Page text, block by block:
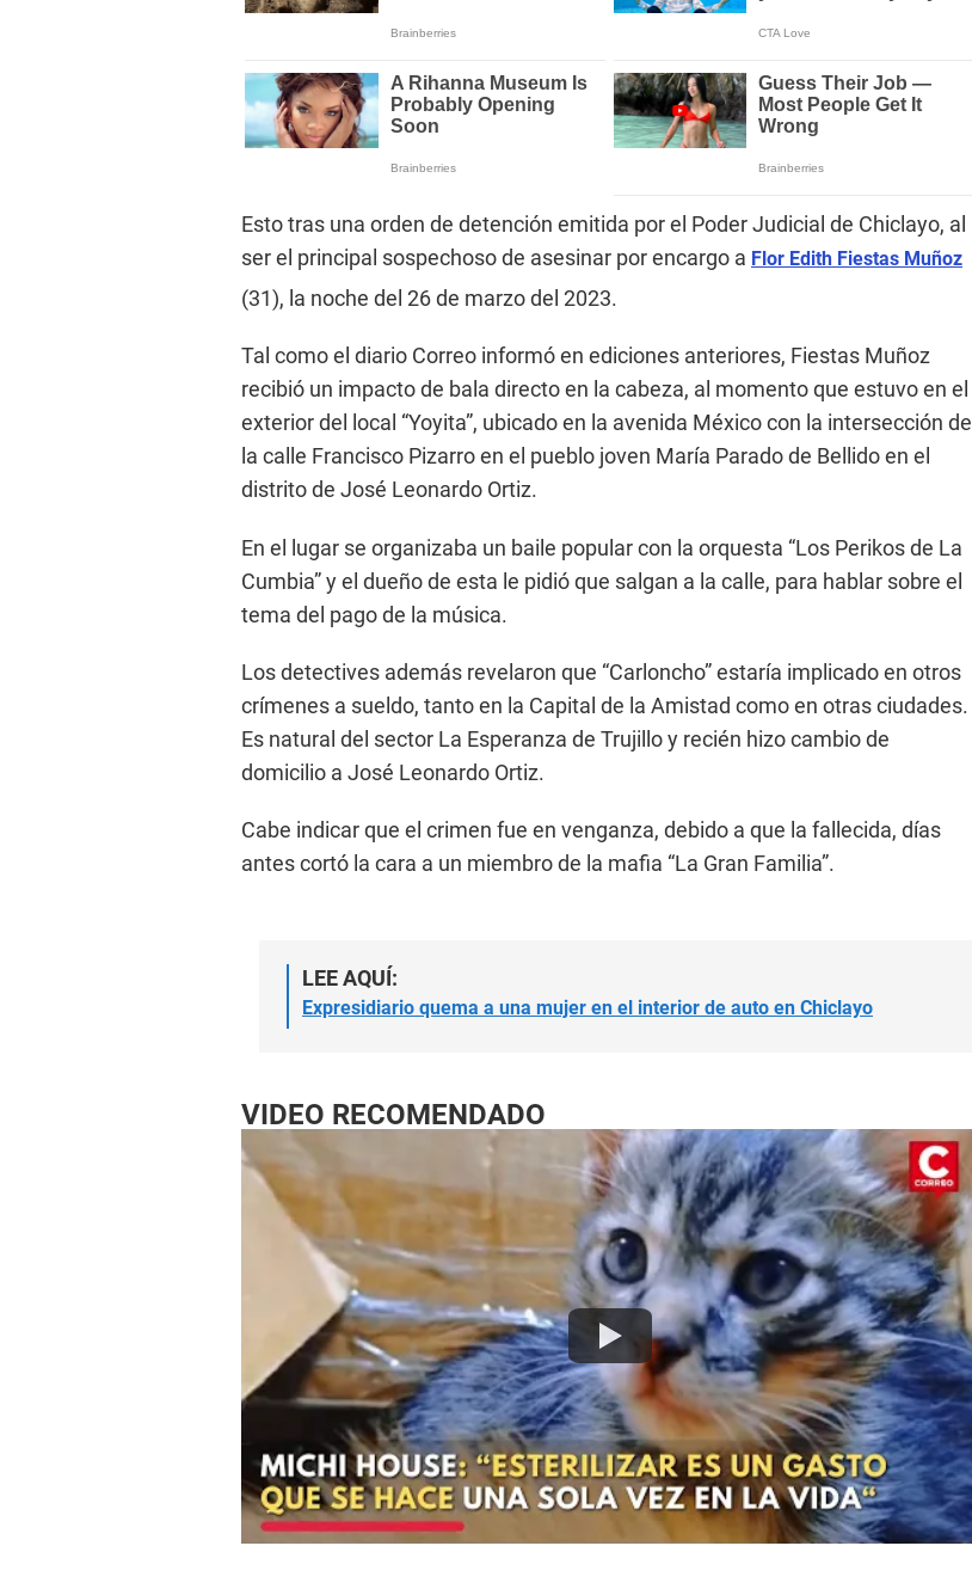
Esto tras una orden de detención emitida por el Poder Judicial de Chiclayo, al
ser el principal sospechoso de asesinar por encargo a Flor Edith Fiestas Muñoz
(31), la noche del 26 de marzo del 2023.
Tal como el diario Correo informó en ediciones anteriores, Fiestas Muñoz
recibió un impacto de bala directo en la cabeza, al momento que estuvo en el
exterior del local “Yoyita”, ubicado en la avenida México con la intersección de
la calle Francisco Pizarro en el pueblo joven María Parado de Bellido en el
distrito de José Leonardo Ortiz.
En el lugar se organizaba un baile popular con la orquesta “Los Perikos de La
Cumbia” y el dueño de esta le pidió que salgan a la calle, para hablar sobre el
tema del pago de la música.
Los detectives además revelaron que “Carloncho” estaría implicado en otros
crímenes a sueldo, tanto en la Capital de la Amistad como en otras ciudades.
Es natural del sector La Esperanza de Trujillo y recién hizo cambio de
domicilio a José Leonardo Ortiz.
Cabe indicar que el crimen fue en venganza, debido a que la fallecida, días
antes cortó la cara a un miembro de la mafia “La Gran Familia”.
LEE AQUÍ:
Expresidiario quema a una mujer en el interior de auto en Chiclayo
VIDEO RECOMENDADO